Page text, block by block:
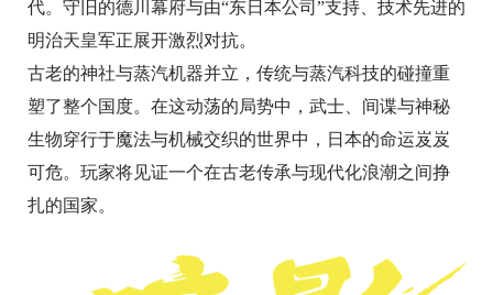
代。守旧的德川幕府与由“东日本公司”支持、技术先进的
明治天皇军正展开激烈对抗。
古老的神社与蒸汽机器并立，传统与蒸汽科技的碰撞重
塑了整个国度。在这动荡的局势中，武士、间谍与神秘
生物穿行于魔法与机械交织的世界中，日本的命运岌岌
可危。玩家将见证一个在古老传承与现代化浪潮之间挣
扎的国家。